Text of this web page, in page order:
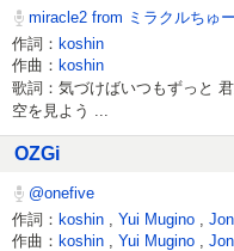
miracle2 from ミラクルちゅ
作詞： koshin
作曲： koshin
歌詞：気づけばいつもずっと
空を見よう ...
OZGi
@onefive
作詞： koshin Yui Mugino
作曲： koshin Yui Mugino